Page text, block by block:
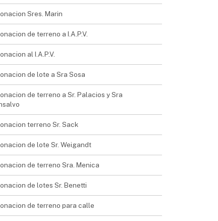
Sres. Marin
de terreno a I.A.P.V.
al I.A.P.V.
de lote a Sra Sosa
de terreno a Sr. Palacios y Sra
terreno Sr. Sack
de lote Sr. Weigandt
de terreno Sra. Menica
de lotes Sr. Benetti
de terreno para calle